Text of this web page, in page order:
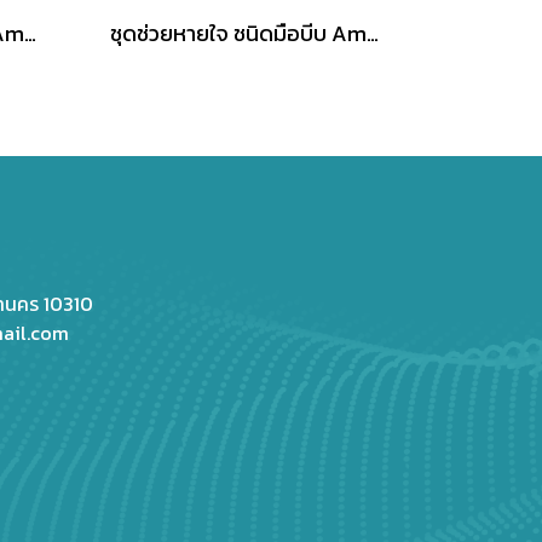
ชุดช่วยหายใจแบบมือ JIA Ambu child bag set silicone สำหรับเด็ก ชุดช่วยหายใจ ชนิดมือบีบ Ambu Bag รุ่น MR-100 PLUS RESUSCITATOR ยี่ห้อ Galemed
คร 10310